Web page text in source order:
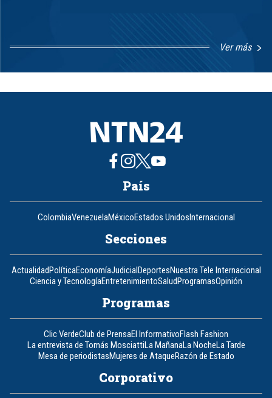
Ver más
8
País
ColombiaVenezuelaMéxicoEstados UnidosInternacional
Secciones
ActualidadPolíticaEconomíaJudicialDeportesNuestra Tele Internacional
Ciencia y TecnologíaEntretenimientoSaludProgramasOpinión
Programas
Clic VerdeClub de PrensaEl InformativoFlash Fashion
La entrevista de Tomás MosciattiLa MañanaLa NocheLa Tarde
Mesa de periodistasMujeres de AtaqueRazón de Estado
Corporativo